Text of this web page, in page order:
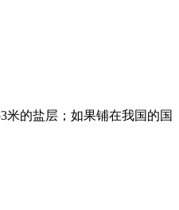
米的盐层；如果铺在我国的国